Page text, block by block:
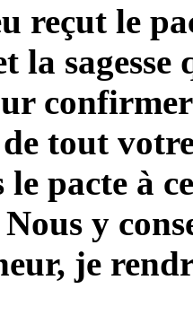
reçut le
la
confirmer
tout
le pacte à
y
je